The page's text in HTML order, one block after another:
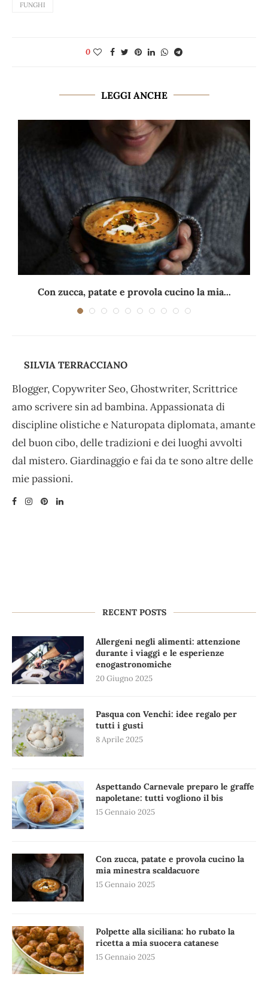
FUNGHI
0
LEGGI ANCHE
Con zucca, patate e provola cucino la mia...
SILVIA TERRACCIANO
Blogger, Copywriter Seo, Ghostwriter, Scrittrice
amo scrivere sin ad bambina. Appassionata di
discipline olistiche e Naturopata diplomata, amante
del buon cibo, delle tradizioni e dei luoghi avvolti
dal mistero. Giardinaggio e fai da te sono altre delle
mie passioni.
RECENT POSTS
Allergeni negli alimenti: attenzione
durante i viaggi e le esperienze
enogastronomiche
20 Giugno 2025
Pasqua con Venchi: idee regalo per
tutti i gusti
8 Aprile 2025
Aspettando Carnevale preparo le graffe
napoletane: tutti vogliono il bis
15 Gennaio 2025
Con zucca, patate e provola cucino la
mia minestra scaldacuore
15 Gennaio 2025
Polpette alla siciliana: ho rubato la
ricetta a mia suocera catanese
15 Gennaio 2025